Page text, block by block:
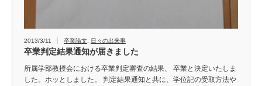
2013/3/11 卒業論文, 日々の出来事
卒業判定結果通知が届きました
所属学部教授会における卒業判定審査の結果、 卒業と決定いたしま
した。ホッとしました。 判定結果通知と共に、学位記の受取方法や